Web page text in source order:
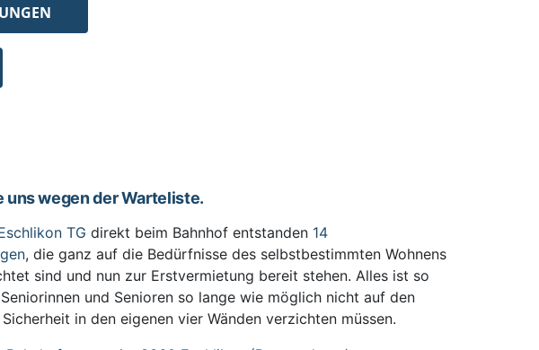
uns wegen der Warteliste.
TG direkt beim Bahnhof entstanden 14
, die ganz auf die Bedürfnisse des selbstbestimmten Wohnens
sind und nun zur Erstvermietung bereit stehen. Alles ist so
und Senioren so lange wie möglich nicht auf den
in den eigenen vier Wänden verzichten müssen.